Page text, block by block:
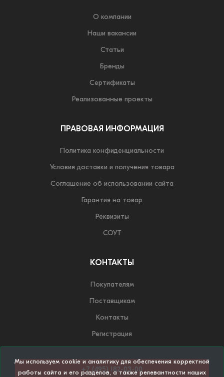
Мы используем cookie и аналитику для обеспечения корректной
работы сайта и его разделов, а также релевантности наших
О компании
Наши вакансии
Статьи
Бренды
Сертификаты
Реализованные проекты
ПРАВОВАЯ ИНФОРМАЦИЯ
Политика конфиденциальности
Условия доставки и получения товара
Соглашение об использовании сайта
Гарантия на товар
Реквизиты
СОУТ
КОНТАКТЫ
Покупателям
Поставщикам
Контакты
Регистрация
+7 (495) 182-03-00